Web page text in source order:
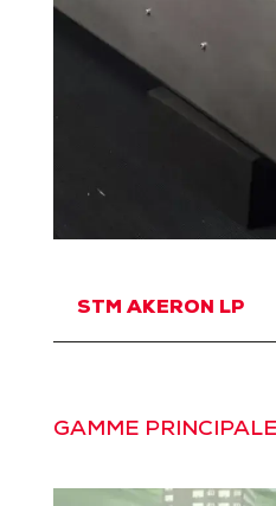
STM AKERON LP
GAMME PRINCIPALE